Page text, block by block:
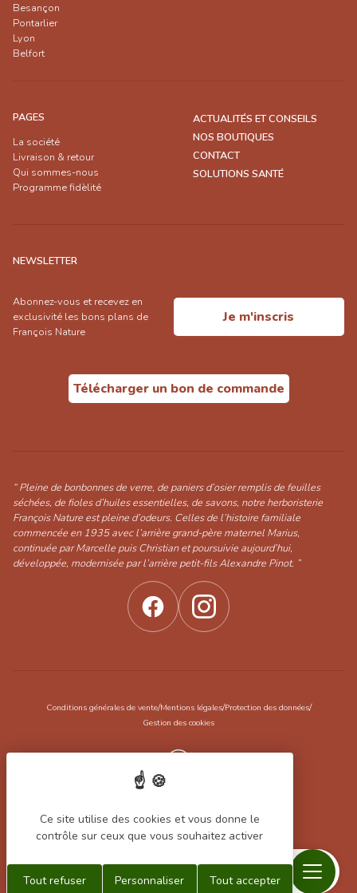
Recherche Contact
Mon
Mon
Menu
Besançon
Pontarlier
Lyon
Belfort
PAGES
La société
Livraison & retour
Qui sommes-nous
Programme fidèlité
ACTUALITÉS ET CONSEILS
NOS BOUTIQUES
CONTACT
SOLUTIONS SANTÉ
NEWSLETTER
Abonnez-vous et recevez en
exclusivité les bons plans de
François Nature
Je m'inscris
Télécharger un bon de commande
“ Pleine de bonbonnes de verre, de paniers d’osier remplis de feuilles
séchées, de fioles d’huiles essentielles, de savons, notre herboristerie
François Nature est pleine d’odeurs. Celles de l’histoire familiale
commencée en 1935 avec l’arrière grand-père maternel Marius,
continuée par Marcelle puis Christian et poursuivie aujourd’hui,
développée, modernisée par l’arrière petit-fils Alexandre Pinot. ”
Conditions générales de vente/Mentions légales/Protection des données/
Gestion des cookies
Réalisation Koredge
Ce site utilise des cookies et vous donne le
contrôle sur ceux que vous souhaitez activer
Tout accepter
Tout refuser Personnaliser